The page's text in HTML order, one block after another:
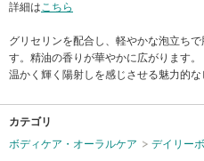
詳細はこちら
グリセリンを配合し、軽やかな泡立ち
す。精油の香りが華やかに広がります。
温かく輝く陽射しを感じさせる魅力的
カテゴリ
ボディケア・オーラルケア
デイリー